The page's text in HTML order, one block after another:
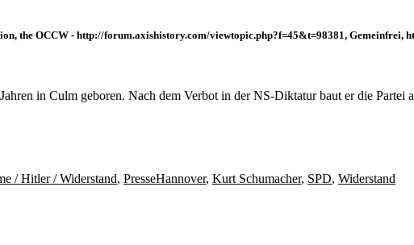
the OCCW - http://forum.axishistory.com/viewtopic.php?f=45&t=98381, Gemeinfrei,
in Culm geboren. Nach dem Verbot in der NS-Diktatur baut er die
/ Hitler / Widerstand, PresseHannover, Kurt Schumacher, SPD, Widerstand